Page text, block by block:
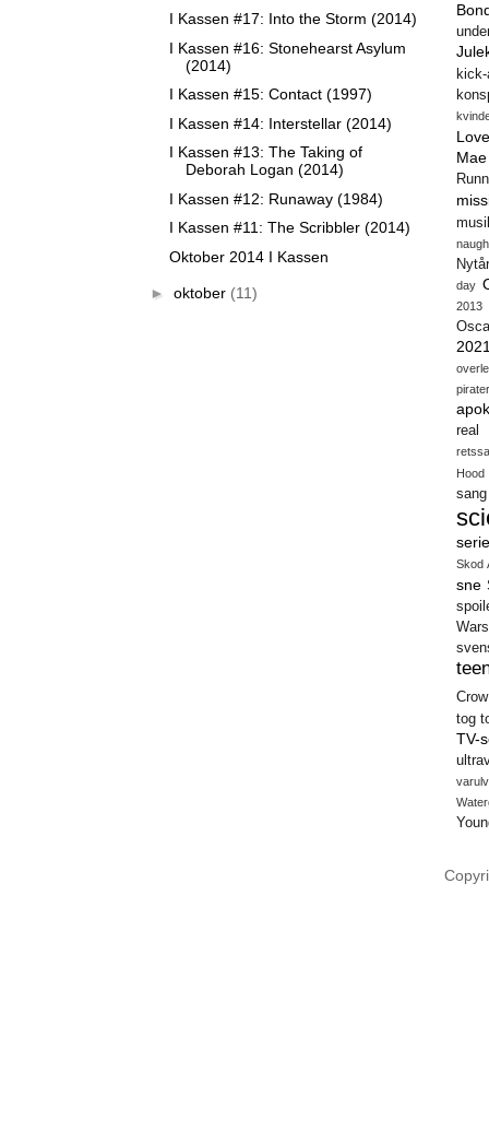
I Kassen #17: Into the Storm (2014)
I Kassen #16: Stonehearst Asylum
(2014)
I Kassen #15: Contact (1997)
I Kassen #14: Interstellar (2014)
I Kassen #13: The Taking of
Deborah Logan (2014)
I Kassen #12: Runaway (1984)
I Kassen #11: The Scribbler (2014)
Oktober 2014 I Kassen
► oktober (11)
Nytår
day
2013
pirater
real
Hood
Skod
sne
Wars
Crow
tog
TV-
varulv